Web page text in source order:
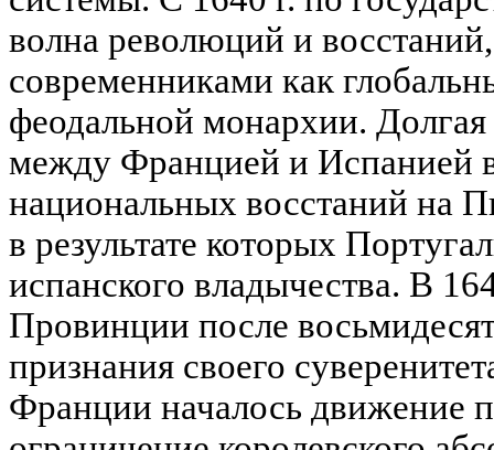
волна революций и
современниками как
феодальной монархии. Долгая
между Францией и Испанией
национальных восстаний на
в результате которых
испанского владычества. В
Провинции после
признания своего
Франции началось движение